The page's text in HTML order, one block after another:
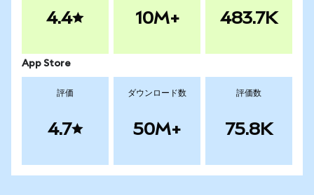
4.4 10M+ 483.7K
App Store
評価
4.7
ダウンロード数
50M+
評価数
75.8K